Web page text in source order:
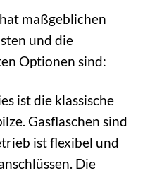
maßgeblichen
und die
Optionen sind:
ist die klassische
Gasflaschen sind
ist flexibel und
Die